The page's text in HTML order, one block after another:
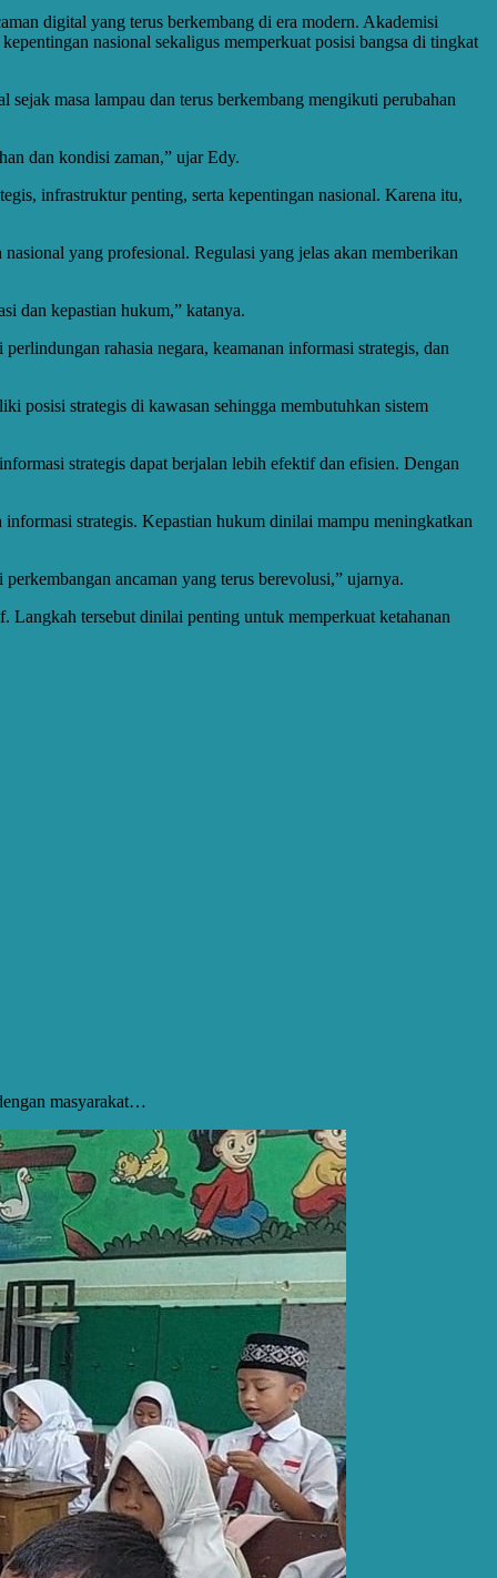
digital yang terus berkembang di era modern. Akademisi
nasional sekaligus memperkuat posisi bangsa di tingkat
masa lampau dan terus berkembang mengikuti perubahan
dan kondisi zaman,” ujar Edy.
infrastruktur penting, serta kepentingan nasional. Karena itu,
yang profesional. Regulasi yang jelas akan memberikan
dan kepastian hukum,” katanya.
rahasia negara, keamanan informasi strategis, dan
posisi strategis di kawasan sehingga membutuhkan sistem
strategis dapat berjalan lebih efektif dan efisien. Dengan
strategis. Kepastian hukum dinilai mampu meningkatkan
ancaman yang terus berevolusi,” ujarnya.
Langkah tersebut dinilai penting untuk memperkuat ketahanan
masyarakat…